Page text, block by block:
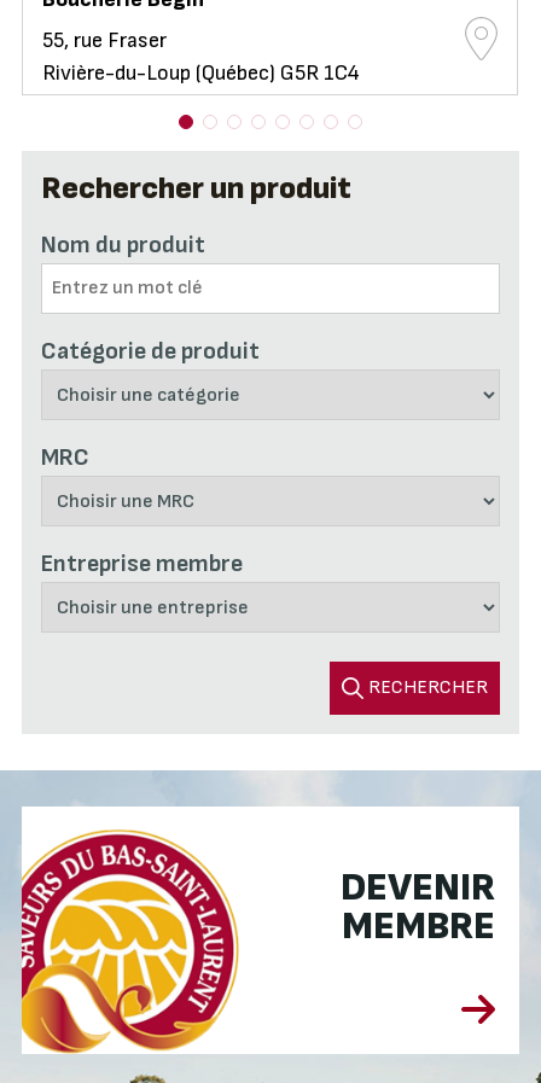
Rechercher un produit
Nom du produit
Catégorie de produit
MRC
Entreprise membre
RECHERCHER
55, rue Fraser
Rivière-du-Loup (Québec) G5R 1C4
DEVENIR
MEMBRE